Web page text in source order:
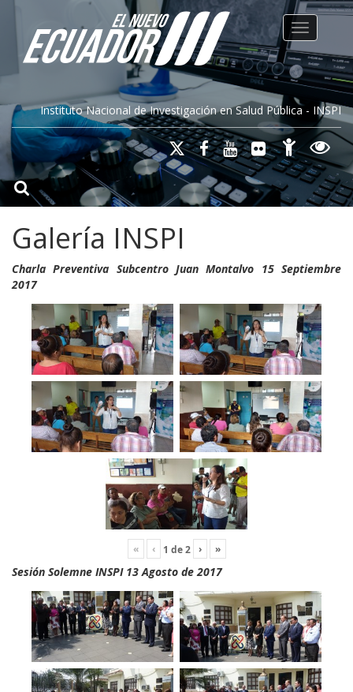
Instituto Nacional de Investigación en Salud Pública - INSPI
Toggle
Galería INSPI
Charla Preventiva Subcentro Juan Montalvo 15 Septiembre
2017
« ‹ 1 de2 › »
Sesión Solemne INSPI 13 Agosto de 2017